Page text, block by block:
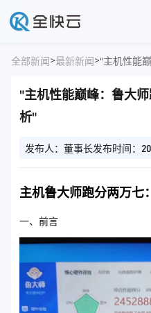
全部新闻>最新新闻>"主机性能
"主机性能巅峰：鲁大
析"
发布人：董事长发布时间：
主机鲁大师跑分两万七
一、前言